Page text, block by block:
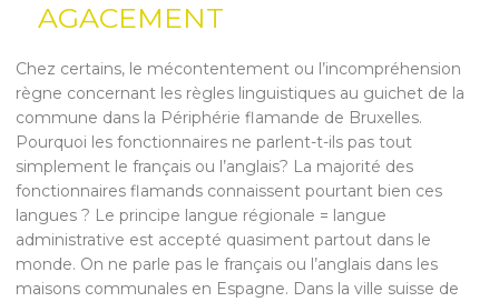
AGACEMENT
Chez certains, le mécontentement ou l’incompréhension
règne concernant les règles linguistiques au guichet de la
commune dans la Périphérie flamande de Bruxelles.
Pourquoi les fonctionnaires ne parlent-t-ils pas tout
simplement le français ou l’anglais? La majorité des
fonctionnaires flamands connaissent pourtant bien ces
langues ? Le principe langue régionale = langue
administrative est accepté quasiment partout dans le
monde. On ne parle pas le français ou l’anglais dans les
maisons communales en Espagne. Dans la ville suisse de